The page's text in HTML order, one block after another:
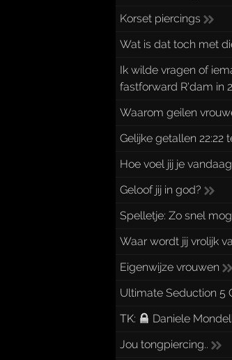
Korset piercings
Wat is dat toch met
Ik wilde vragen of
fastforward R'dam in
Waarom geilen
Gelijke getallen 22:22
Hoe voel jij je
Geloof jij in god?
Spelletje: Zo snel
Waar wordt jij vrolijk
Eigenwijze vrouwen
Ultimate Seduction 5
TK: Daniele
Jou tongpiercing..